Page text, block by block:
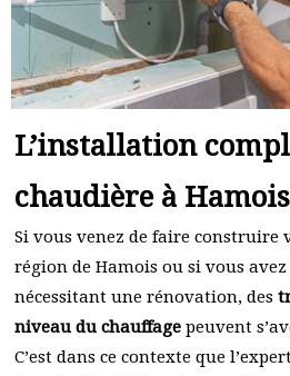
L’installation
chaudière à Hamois
Si vous venez de faire construire
région de Hamois ou si vous
nécessitant une rénovation, des
niveau du chauffage peuvent
C’est dans ce contexte que